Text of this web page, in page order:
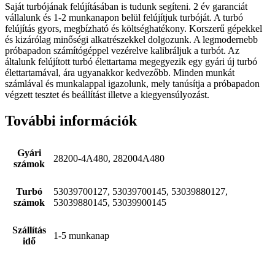
Saját turbójának felújításában is tudunk segíteni. 2 év garanciát
vállalunk és 1-2 munkanapon belül felújítjuk turbóját. A turbó
felújítás gyors, megbízható és költséghatékony. Korszerű gépekkel
és kizárólag minőségi alkatrészekkel dolgozunk. A legmodernebb
próbapadon számítógéppel vezérelve kalibráljuk a turbót. Az
általunk felújított turbó élettartama megegyezik egy gyári új turbó
élettartamával, ára ugyanakkor kedvezőbb. Minden munkát
számlával és munkalappal igazolunk, mely tanúsítja a próbapadon
végzett tesztet és beállítást illetve a kiegyensúlyozást.
További információk
Gyári
számok
28200-4A480, 282004A480
Turbó
számok
53039700127, 53039700145, 53039880127,
53039880145, 53039900145
Szállítás
idő
1-5 munkanap